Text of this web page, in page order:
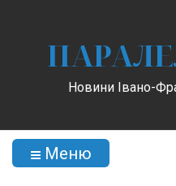
Новини Івано-
Меню